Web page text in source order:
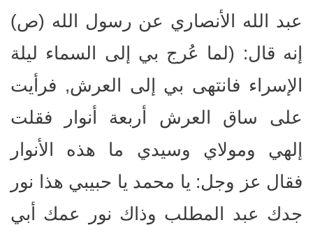
عبد الله الأنصاري عن رسول الله (ص)
إنه قال: (لما عُرج بي إلى السماء ليلة
الإسراء فانتهى بي إلى العرش, فرأيت
على ساق العرش أربعة أنوار فقلت
إلهي ومولاي وسيدي ما هذه الأنوار
فقال عز وجل: يا محمد يا حبيبي هذا نور
جدك عبد المطلب وذاك نور عمك أبي